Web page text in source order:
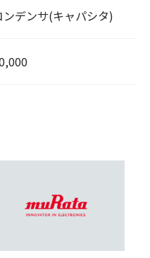
ンデンサ(キャパシタ)